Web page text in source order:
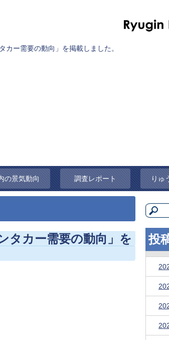
カー需要の動向」を掲載しました。
の景気動向 調査レポート りゅ
タカー需要の動向」を
投